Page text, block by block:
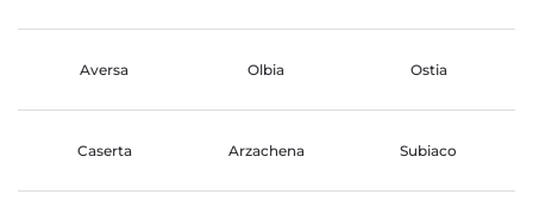
Aversa Olbia Ostia
Caserta Arzachena Subiaco